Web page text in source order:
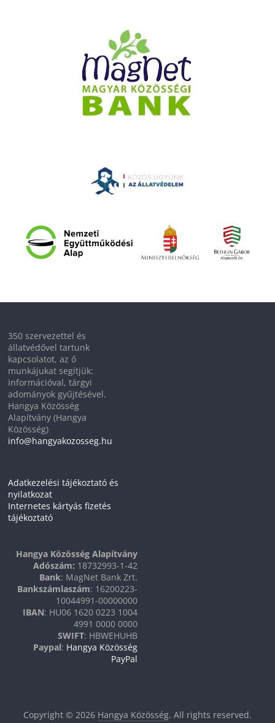
350 szervezettel és
állatvédővel tartunk
kapcsolatot, az ő
munkájukat segítjük:
információval, tárgyi
adományok gyűjtésével.
Hangya Közösség
Alapítvány (Hangya
Közösség)
info@hangyakozosseg.hu
Adatkezelési tájékoztató és
nyilatkozat
Internetes kártyás fizetés
tájékoztató
Hangya Közösség Alapítvány
Adószám: 18732993-1-42
Bank: MagNet Bank Zrt.
Bankszámlaszám: 16200223-
10044991-00000000
IBAN: HU06 1620 0223 1004
4991 0000 0000
SWIFT: HBWEHUHB
Paypal: Hangya Közösség
PayPal
Copyright © 2026 Hangya Közösség. All rights reserved.